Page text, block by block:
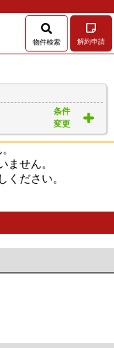
物件検索 解約申請
条件
変更
ません。
ください。